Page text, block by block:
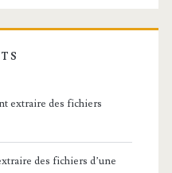
extraire des fichiers
des fichiers d’une